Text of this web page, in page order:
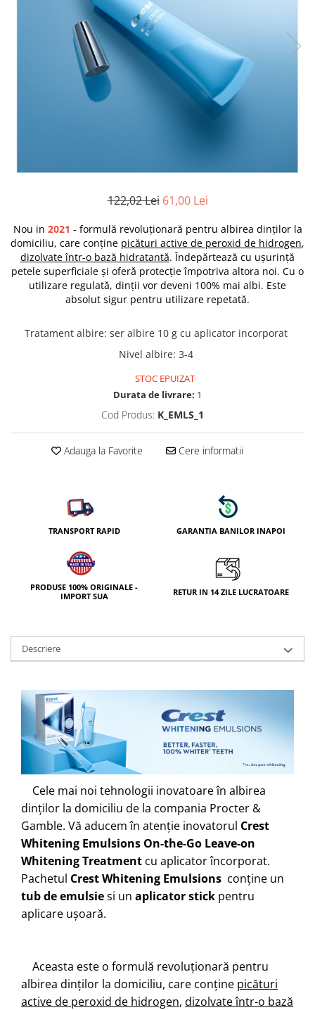
122,02 Lei 61,00 Lei
Nou in 2021 - formulă revoluționară pentru albirea dinților la
domiciliu, care conține picături active de peroxid de hidrogen,
dizolvate într-o bază hidratantă. Îndepărtează cu ușurință
petele superficiale și oferă protecție împotriva altora noi. Cu o
utilizare regulată, dinții vor deveni 100% mai albi. Este
absolut sigur pentru utilizare repetată.
Tratament albire: ser albire 10 g cu aplicator incorporat
Nivel albire: 3-4
STOC EPUIZAT
Durata de livrare: 1
Cod Produs: K_EMLS_1
Adauga la Favorite Cere informatii
TRANSPORT RAPID GARANTIA BANILOR INAPOI
PRODUSE 100% ORIGINALE -
IMPORT SUA
RETUR IN 14 ZILE LUCRATOARE
Descriere
Cele mai noi tehnologii inovatoare în albirea
dinților la domiciliu de la compania Procter &
Gamble. Vă aducem în atenție inovatorul Crest
Whitening Emulsions On-the-Go Leave-on
Whitening Treatment cu aplicator încorporat.
Pachetul Crest Whitening Emulsions conține un
tub de emulsiesi un aplicator stick pentru
aplicare ușoară.
Aceasta este o formulă revoluționară pentru
albirea dinților la domiciliu, care conține picături
active de peroxid de hidrogen, dizolvate într-o bază